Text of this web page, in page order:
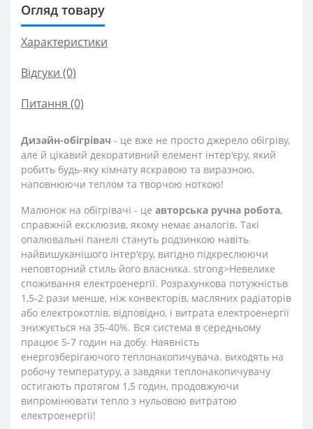
Огляд товару
Характеристики
Відгуки (0)
Питання (0)
Дизайн-обігрівач - це вже не просто джерело обігріву,
але й цікавий декоративний елемент інтер'єру, який
робить будь-яку кімнату яскравою та виразною,
наповнюючи теплом та творчою ноткою!
Малюнок на обігрівачі - це авторська ручна робота,
справжній ексклюзив, якому немає аналогів. Такі
опалювальні панелі стануть родзинкою навіть
найвишуканішого інтер'єру, вигідно підкреслюючи
неповторний стиль його власника. strong>Невелике
споживання електроенергії. Розрахункова потужністьв
1,5-2 рази менше, ніж конвекторів, масляних радіаторів
або електрокотлів, відповідно, і витрата електроенергії
знижується на 35-40%. Вся система в середньому
працює 5-7 годин на добу. Наявність
енергозберігаючого теплонакопичувача. виходять на
робочу температуру, а завдяки теплонакопичувачу
остигають протягом 1,5 годин, продовжуючи
випромінювати тепло з нульовою витратою
електроенергії!